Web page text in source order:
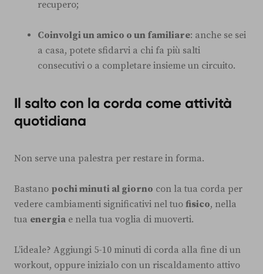
recupero;
Coinvolgi un amico o un familiare: anche se sei
a casa, potete sfidarvi a chi fa più salti
consecutivi o a completare insieme un circuito.
Il salto con la corda come attività
quotidiana
Non serve una palestra per restare in forma.
Bastano pochi minuti al giorno con la tua corda per
vedere cambiamenti significativi nel tuo fisico, nella
tua energia e nella tua voglia di muoverti.
L’ideale? Aggiungi 5-10 minuti di corda alla fine di un
workout, oppure inizialo con un riscaldamento attivo